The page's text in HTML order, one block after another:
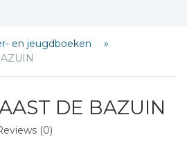
en jeugdboeken
DE BAZUIN
(0)